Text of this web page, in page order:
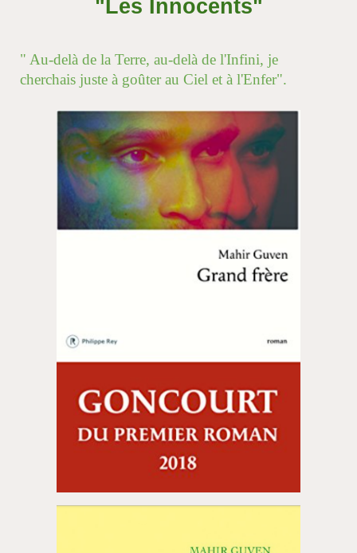
"Les Innocents"
" Au-delà de la Terre, au-delà de l'Infini, je
cherchais juste à goûter au Ciel et à l'Enfer".